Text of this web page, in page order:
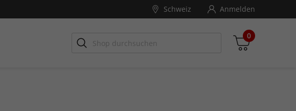
Schweiz Anmelden
0